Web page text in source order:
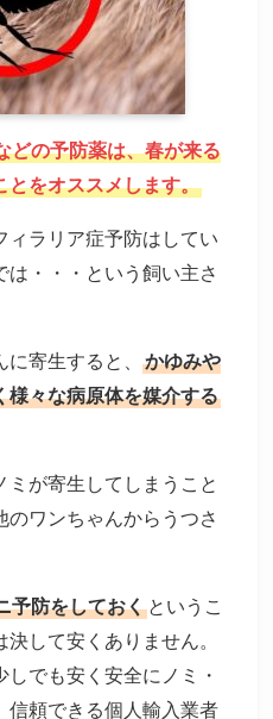
どの予防薬は、春が来る
とをオススメします。
ィラリア症予防はしてい
は・・・という飼い主さ
寄生すると、
かゆみや
様々な病原体を媒介する
が寄生してしまうこと
のワンちゃんからうつさ
予防をしておくというこ
して安くありません。
でも安く安全にノミ・
信頼できる個人輸入業者